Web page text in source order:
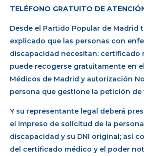
TELÉFONO GRATUITO DE
Desde el Partido Popular de Madrid
explicado que las personas con
discapacidad necesitan: certificado
puede recogerse gratuitamente en
Médicos de Madrid y autorización
persona que gestione la petición
Y su representante legal deberá
el impreso de solicitud de la
discapacidad y su DNI original; así
del certificado médico y el poder